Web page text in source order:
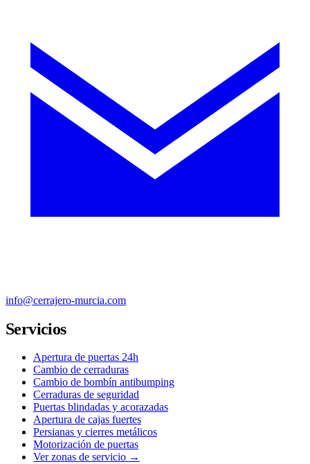
info@cerrajero-murcia.com
Servicios
Apertura de puertas 24h
Cambio de cerraduras
Cambio de bombín antibumping
Cerraduras de seguridad
Puertas blindadas y acorazadas
Apertura de cajas fuertes
Persianas y cierres metálicos
Motorización de puertas
Ver zonas de servicio →